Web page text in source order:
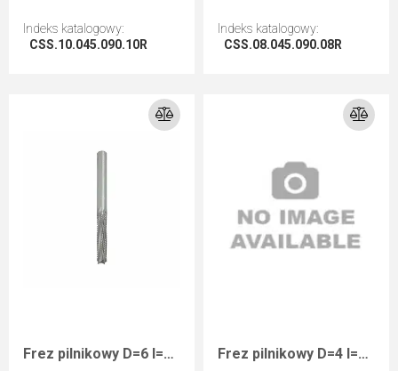
Indeks katalogowy:
CSS.10.045.090.10R
Indeks katalogowy:
CSS.08.045.090.08R
Frez pilnikowy D=6 I=30 L=70 S=6 RH wykańczający powłoka AlTiN kompozyty Frez pilnikowy D=4 I=12 L=50 S=4 RHwykańczający kompozyty